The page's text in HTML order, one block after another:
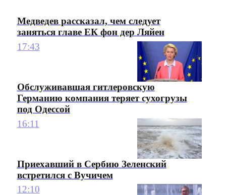
Медведев рассказал, чем следует
заняться главе ЕК фон дер Ляйен
17:43
Обслуживавшая гитлеровскую
Германию компания теряет сухогрузы
под Одессой
16:11
Приехавший в Сербию Зеленский
встретился с Вучичем
12:10